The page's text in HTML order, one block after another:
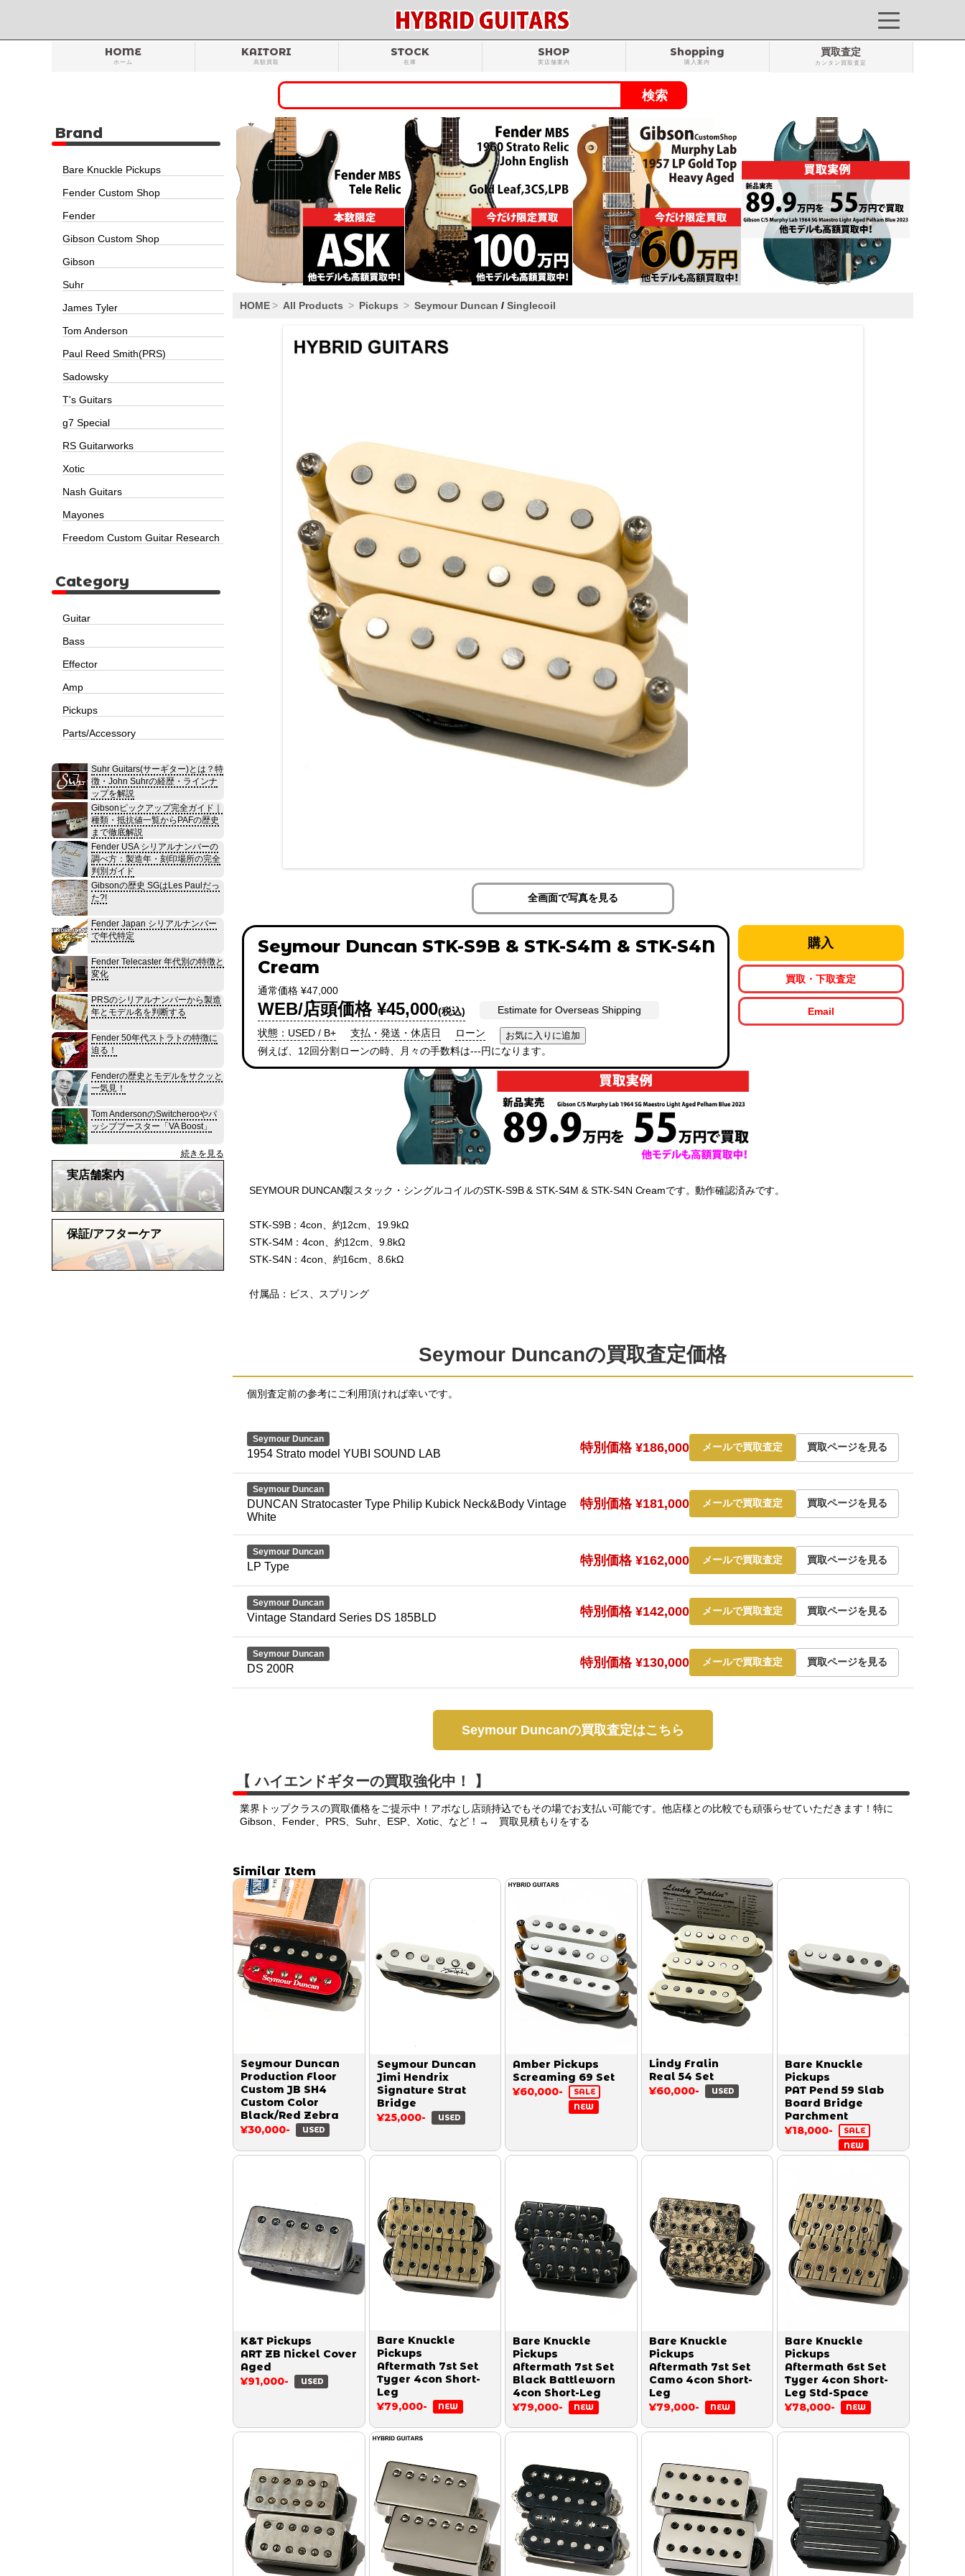
HOME
ホーム
KAITORI
高額買取
STOCK
在庫
SHOP
実店舗案内
Shopping
購入案内
買取査定
カンタン買取査定
HOME All Products Pickups Seymour Duncan / Singlecoil
全画面で写真を見る
Seymour Duncan STK-S9B & STK-S4M & STK-S4N
Cream
通常価格 ¥47,000
WEB/店頭価格 ¥45,000(税込)
Estimate for Overseas Shipping
状態：USED / B+
支払・発送・休店日
ローン
例えば、12回分割ローンの時、月々の手数料は---円になります。
購入
買取・下取査定
Email
SEYMOUR DUNCAN製スタック・シングルコイルのSTK-S9B & STK-S4M & STK-S4N Creamです。動作確認済みです。
STK-S9B：4con、約12cm、19.9kΩ
STK-S4M：4con、約12cm、9.8kΩ
STK-S4N：4con、約16cm、8.6kΩ
付属品：ビス、スプリング
Seymour Duncanの買取査定価格
個別査定前の参考にご利用頂ければ幸いです。
Seymour Duncan
1954 Strato model YUBI SOUND LAB 特別価格 ¥186,000 メールで買取査定 買取ページを見る
Seymour Duncan
DUNCAN Stratocaster Type Philip Kubick Neck&Body Vintage
White
特別価格 ¥181,000 メールで買取査定 買取ページを見る
Seymour Duncan
LP Type 特別価格 ¥162,000 メールで買取査定 買取ページを見る
Seymour Duncan
Vintage Standard Series DS 185BLD 特別価格 ¥142,000 メールで買取査定 買取ページを見る
Seymour Duncan
DS 200R 特別価格 ¥130,000 メールで買取査定 買取ページを見る
Seymour Duncanの買取査定はこちら
【 ハイエンドギターの買取強化中！ 】
業界トップクラスの買取価格をご提示中！アポなし店頭持込でもその場でお支払い可能です。他店様との比較でも頑張らせていただきます！特に
Gibson、Fender、PRS、Suhr、ESP、Xotic、など！→ 買取見積もりをする
Similar Item
Seymour Duncan
Production Floor
Custom JB SH4
Custom Color
Black/Red Zebra
¥30,000-
USED
Seymour Duncan
Jimi Hendrix
Signature Strat
Bridge
¥25,000-
USED
Amber Pickups
Screaming 69 Set
¥60,000-
SALE
NEW
Lindy Fralin
Real 54 Set
¥60,000-
USED
Bare Knuckle
Pickups
PAT Pend 59 Slab
Board Bridge
Parchment
¥18,000-
SALE
NEW
K&T Pickups
ART ZB Nickel Cover
Aged
¥91,000-
USED
Bare Knuckle
Pickups
Aftermath 7st Set
Tyger 4con Short-
Leg
¥79,000-
NEW
Bare Knuckle
Pickups
Aftermath 7st Set
Black Battleworn
4con Short-Leg
¥79,000-
NEW
Bare Knuckle
Pickups
Aftermath 7st Set
Camo 4con Short-
Leg
¥79,000-
NEW
Bare Knuckle
Pickups
Aftermath 6st Set
Tyger 4con Short-
Leg Std-Space
¥78,000-
NEW
Brand
Bare Knuckle Pickups
Fender Custom Shop
Fender
Gibson Custom Shop
Gibson
Suhr
James Tyler
Tom Anderson
Paul Reed Smith(PRS)
Sadowsky
T's Guitars
g7 Special
RS Guitarworks
Xotic
Nash Guitars
Mayones
Freedom Custom Guitar Research
Category
Guitar
Bass
Effector
Amp
Pickups
Parts/Accessory
Suhr Guitars(サーギター)とは？特
徴・John Suhrの経歴・ラインナ
ップを解説
Gibsonピックアップ完全ガイド｜
種類・抵抗値一覧からPAFの歴史
まで徹底解説
Fender USA シリアルナンバーの
調べ方：製造年・刻印場所の完全
判別ガイド
Gibsonの歴史 SGはLes Paulだっ
た?!
Fender Japan シリアルナンバー
で年代特定
Fender Telecaster 年代別の特徴と
変化
PRSのシリアルナンバーから製造
年とモデル名を判断する
Fender 50年代ストラトの特徴に
迫る！
Fenderの歴史とモデルをサクッと
一気見！
Tom AndersonのSwitcherooやパ
ッシブブースター「VA Boost」
続きを見る
実店舗案内
保証/アフターケア